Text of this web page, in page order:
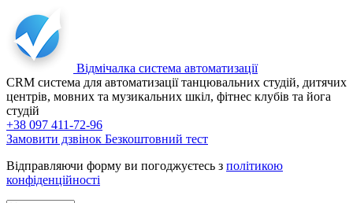
Відмічалка система автоматизації
CRM система для автоматизації танцювальних студій, дитячих
центрів, мовних та музикальних шкіл, фітнес клубів та йога
студій
+38 097 411-72-96
Замовити дзвінок Безкоштовний тест
Відправляючи форму ви погоджуєтесь з політикою
конфіденційності